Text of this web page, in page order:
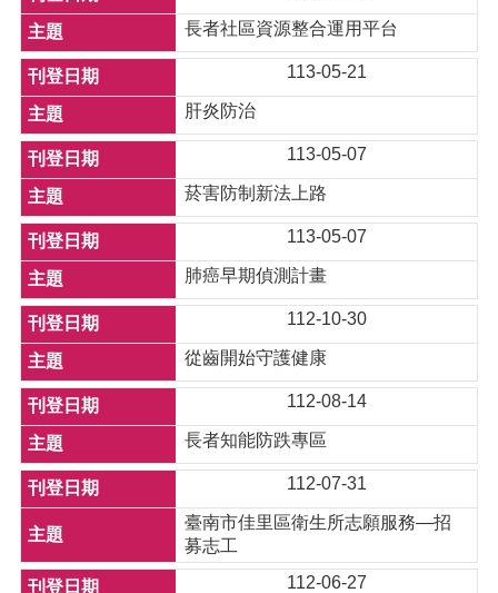
長者社區資源整合運用平台
113-05-21
肝炎防治
113-05-07
菸害防制新法上路
113-05-07
肺癌早期偵測計畫
112-10-30
從齒開始守護健康
112-08-14
長者知能防跌專區
112-07-31
臺南市佳里區衛生所志願服務—招
募志工
112-06-27